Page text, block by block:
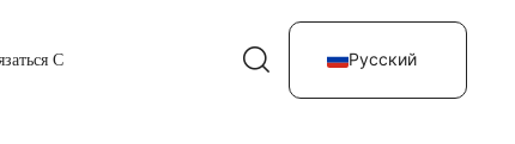
С Русский